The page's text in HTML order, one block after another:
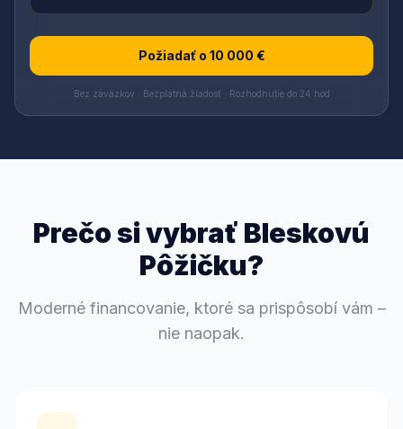
Požiadať o 10 000 €
Bez záväzkov · Bezplatná žiadosť · Rozhodnutie do 24 hod
Prečo si vybrať Bleskovú
Pôžičku?
Moderné financovanie, ktoré sa prispôsobí vám –
nie naopak.